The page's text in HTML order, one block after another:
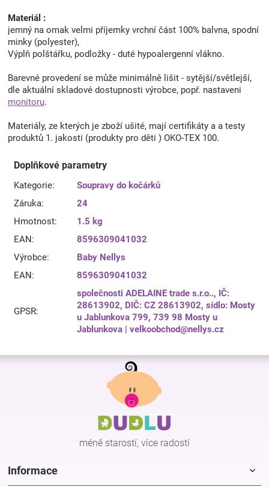
Materiál :
jemný na omak velmi příjemky vrchní část 100% balvna, spodní
minky (polyester),
Výplň polštářku, podložky - duté hypoalergenní vlákno.
Barevné provedení se může minimálně lišit - sytější/světlejší,
dle aktuální skladové dostupnosti výrobce, popř. nastaveni
monitoru.
Materiály, ze kterých je zboží ušité, mají certifikáty a a testy
produktů 1. jakosti (produkty pro děti ) OKO-TEX 100.
Doplňkové parametry
Kategorie:
Soupravy do kočárků
Záruka:
24
Hmotnost:
1.5 kg
EAN:
8596309041032
Výrobce:
Baby Nellys
EAN: 8596309041032
GPSR:
společnosti ADELAINE trade s.r.o.., IČ:
28613902, DIČ: CZ 28613902, sídlo: Mosty
u Jablunkova 799, 739 98 Mosty u
Jablunkova | velkoobchod@nellys.cz
Z
méně starostí, více radostí
Informace